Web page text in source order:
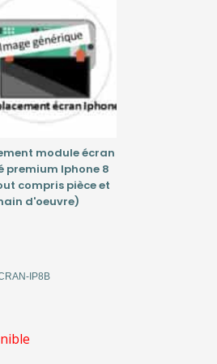
module écran
premium Iphone 8
compris pièce et
d'oeuvre)
IP8B